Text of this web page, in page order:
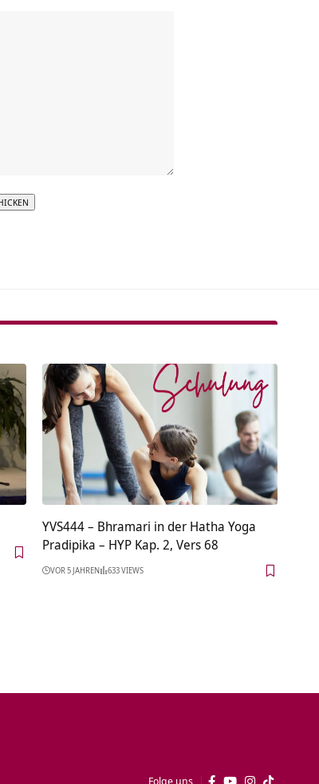
YVS444 – Bhramari in der Hatha Yoga
Pradipika – HYP Kap. 2, Vers 68
VOR 5 JAHREN 633 VIEWS
Folge uns